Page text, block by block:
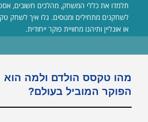
תלמדו את כללי המשחק, מהלכים חשובים,
לשחקנים מתחילים ומנוסים. גלו איך לשחק
או אונליין ותיהנו מחוויית פוקר ייחודית.
מהו טקסס הולדם ולמה
הפוקר המוביל בעולם?